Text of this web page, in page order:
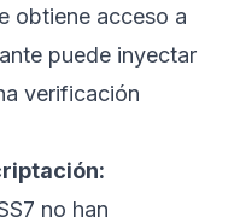
obtiene acceso a
puede inyectar
verificación
no han